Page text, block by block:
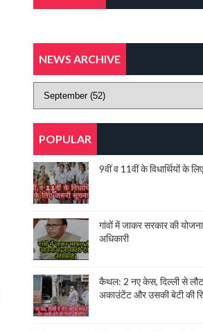
NEWS ARCHIVE
POPULAR
9वीं व 11वीं के विधार्थियों के
गांवों में जाकर सरकार की
अधिकारी
कैथल: 2 नए केस, दिल्ली से
अकाउंटेंट और उसकी बेटी की